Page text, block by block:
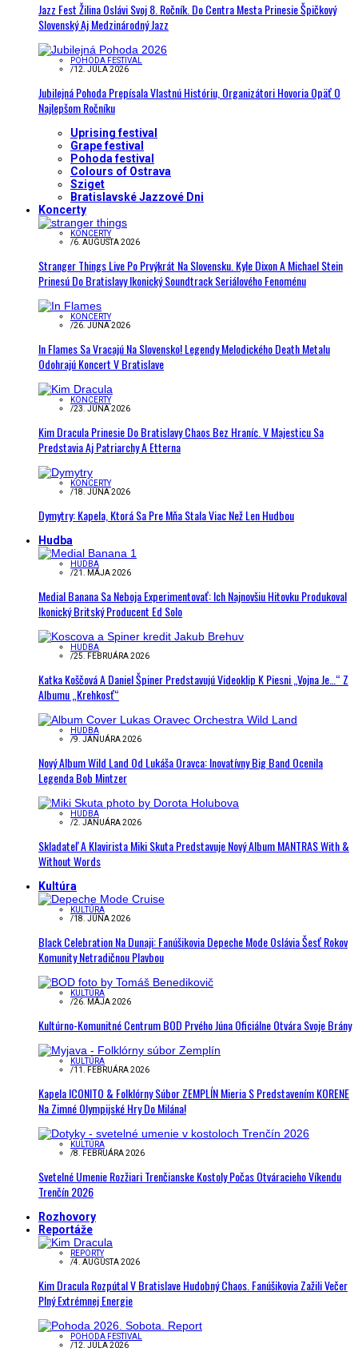
Jazz Fest Žilina Oslávi Svoj 8. Ročník. Do Centra Mesta Prinesie Špičkový
Slovenský Aj Medzinárodný Jazz
POHODA FESTIVAL
/12. JÚLA 2026
Jubilejná Pohoda Prepísala Vlastnú Históriu, Organizátori Hovoria Opäť O
Najlepšom Ročníku
Uprising festival
Grape festival
Pohoda festival
Colours of Ostrava
Sziget
Bratislavské Jazzové Dni
Koncerty
KONCERTY
/6. AUGUSTA 2026
Stranger Things Live Po Prvýkrát Na Slovensku. Kyle Dixon A Michael Stein
Prinesú Do Bratislavy Ikonický Soundtrack Seriálového Fenoménu
KONCERTY
/26. JÚNA 2026
In Flames Sa Vracajú Na Slovensko! Legendy Melodického Death Metalu
Odohrajú Koncert V Bratislave
KONCERTY
/23. JÚNA 2026
Kim Dracula Prinesie Do Bratislavy Chaos Bez Hraníc. V Majesticu Sa
Predstavia Aj Patriarchy A Etterna
KONCERTY
/18. JÚNA 2026
Dymytry: Kapela, Ktorá Sa Pre Mňa Stala Viac Než Len Hudbou
Hudba
HUDBA
/21. MÁJA 2026
Medial Banana Sa Neboja Experimentovať: Ich Najnovšiu Hitovku Produkoval
Ikonický Britský Producent Ed Solo
HUDBA
/25. FEBRUÁRA 2026
Katka Koščová A Daniel Špiner Predstavujú Videoklip K Piesni „Vojna Je…“ Z
Albumu „Krehkosť“
HUDBA
/9. JANUÁRA 2026
Nový Album Wild Land Od Lukáša Oravca: Inovatívny Big Band Ocenila
Legenda Bob Mintzer
HUDBA
/2. JANUÁRA 2026
Skladateľ A Klavirista Miki Skuta Predstavuje Nový Album MANTRAS With &
Without Words
Kultúra
KULTÚRA
/18. JÚNA 2026
Black Celebration Na Dunaji: Fanúšikovia Depeche Mode Oslávia Šesť Rokov
Komunity Netradičnou Plavbou
KULTÚRA
/26. MÁJA 2026
Kultúrno-Komunitné Centrum BOD Prvého Júna Oficiálne Otvára Svoje Brány
KULTÚRA
/11. FEBRUÁRA 2026
Kapela ICONITO & Folklórny Súbor ZEMPLÍN Mieria S Predstavením KORENE
Na Zimné Olympijské Hry Do Milána!
KULTÚRA
/8. FEBRUÁRA 2026
Svetelné Umenie Rozžiari Trenčianske Kostoly Počas Otváracieho Víkendu
Trenčín 2026
Rozhovory
Reportáže
REPORTY
/4. AUGUSTA 2026
Kim Dracula Rozpútal V Bratislave Hudobný Chaos. Fanúšikovia Zažili Večer
Plný Extrémnej Energie
POHODA FESTIVAL
/12. JÚLA 2026